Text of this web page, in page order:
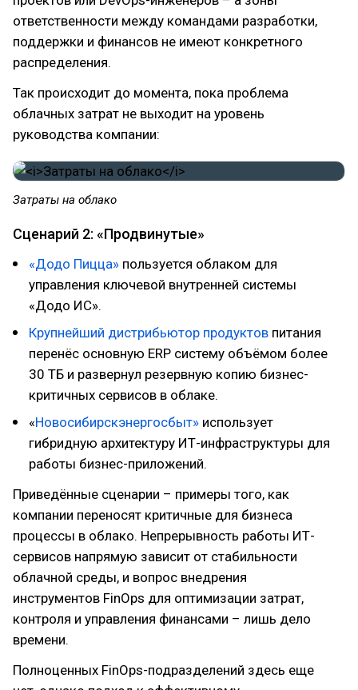
ответственности между командами разработки,
поддержки и финансов не имеют конкретного
распределения.
Так происходит до момента, пока проблема
облачных затрат не выходит на уровень
руководства компании:
Затраты на облако
Сценарий 2: «Продвинутые»
«Додо Пицца» пользуется облаком для
управления ключевой внутренней системы
«Додо ИС».
Крупнейший дистрибьютор продуктов питания
перенёс основную ERP систему объёмом более
30 ТБ и развернул резервную копию бизнес-
критичных сервисов в облаке.
«Новосибирскэнергосбыт» использует
гибридную архитектуру ИТ-инфраструктуры для
работы бизнес-приложений.
Приведённые сценарии – примеры того, как
компании переносят критичные для бизнеса
процессы в облако. Непрерывность работы ИТ-
сервисов напрямую зависит от стабильности
облачной среды, и вопрос внедрения
инструментов FinOps для оптимизации затрат,
контроля и управления финансами – лишь дело
времени.
Полноценных FinOps-подразделений здесь еще